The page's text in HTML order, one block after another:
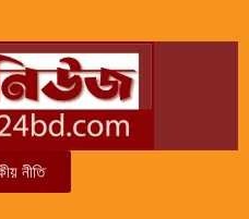
নীতি